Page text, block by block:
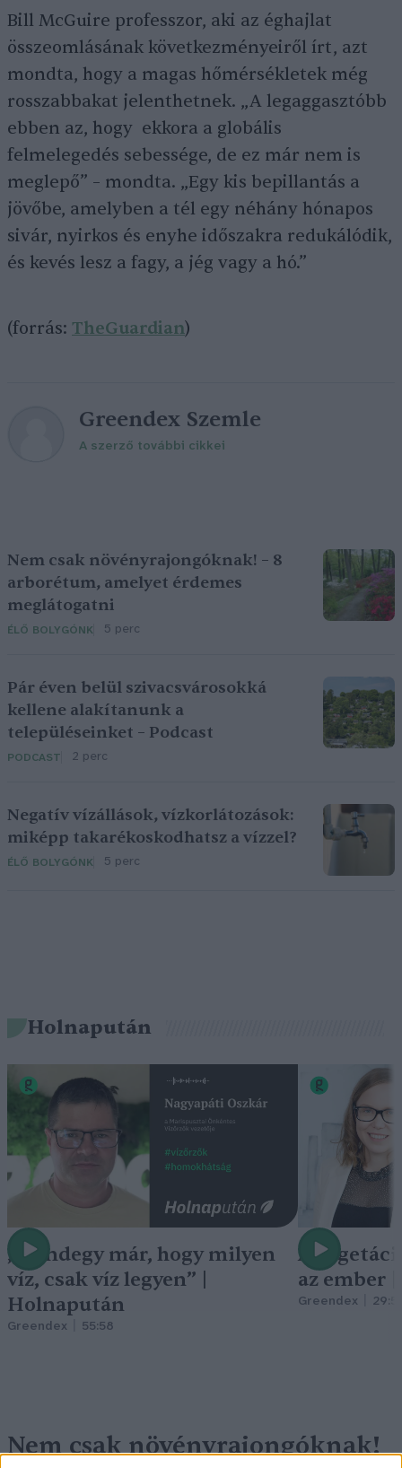
Bill McGuire professzor, aki az éghajlat
összeomlásának következményeiről írt, azt
mondta, hogy a magas hőmérsékletek még
rosszabbakat jelenthetnek. „A legaggasztóbb
ebben az, hogy ekkora a globális
felmelegedés sebessége, de ez már nem is
meglepő” – mondta. „Egy kis bepillantás a
jövőbe, amelyben a tél egy néhány hónapos
sivár, nyirkos és enyhe időszakra redukálódik,
és kevés lesz a fagy, a jég vagy a hó.”
(forrás: TheGuardian)
Greendex Szemle
A szerző további cikkei
Nem csak növényrajongóknak! – 8
arborétum, amelyet érdemes
meglátogatni
ÉLŐ BOLYGÓNK 5 perc
Pár éven belül szivacsvárosokká
kellene alakítanunk a
településeinket – Podcast
PODCAST 2 perc
Negatív vízállások, vízkorlátozások:
miképp takarékoskodhatsz a vízzel?
ÉLŐ BOLYGÓNK 5 perc
Holnapután
„Mindegy már, hogy milyen
víz, csak víz legyen” |
Holnapután
Greendex 55:58
A
az ember
Greendex
Nem csak növényrajongóknak!